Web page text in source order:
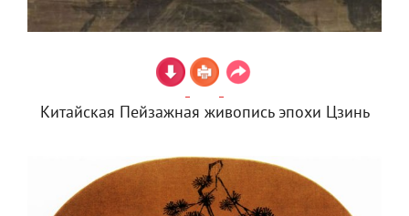
Китайская Пейзажная живопись эпохи Цзинь